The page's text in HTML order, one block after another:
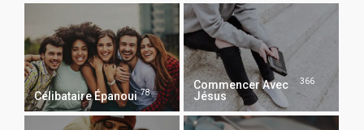
Célibataire Épanoui 78
Commencer Avec
Jésus
366